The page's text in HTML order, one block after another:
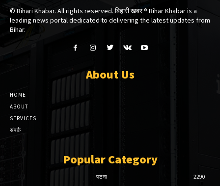
© Bihari Khabar. All rights reserved. बिहारी खबर ®​ Bihar Khabar is a
leading news portal dedicated to delivering the latest updates from
Bihar.
About Us
HOME
ABOUT
SERVICES
संपर्क
Popular Category
पटना
2290